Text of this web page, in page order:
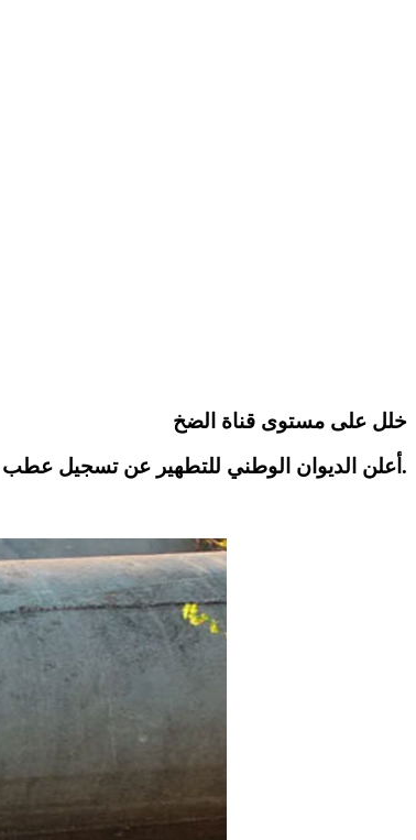
خلل على مستوى قناة الضخ
أعلن الديوان الوطني للتطهير عن تسجيل عطب طارئ على مستوى قناة الضخ بمحطة دار شعبان الفهري، وذلك اليوم السبت 13 جوان 2026.